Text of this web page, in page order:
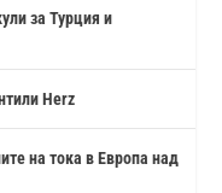
за Турция и
Herz
на тока в Европа над